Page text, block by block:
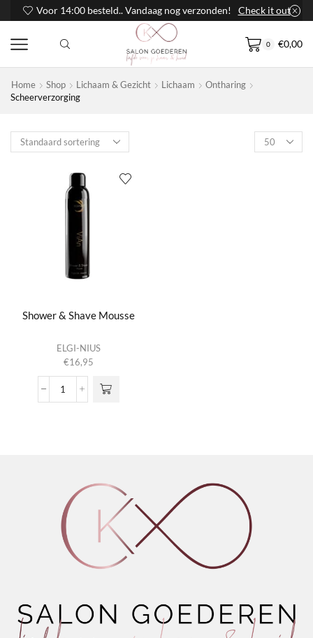
Voor 14:00 besteld.. Vandaag nog verzonden! Check it out
0 €0,00
Home Shop Lichaam & Gezicht Lichaam
Ontharing
Scheerverzorging
Products
per
Shower & Shave Mousse
ELGI-NIUS
€16,95
Shower
heeft
meerdere
Deze optie